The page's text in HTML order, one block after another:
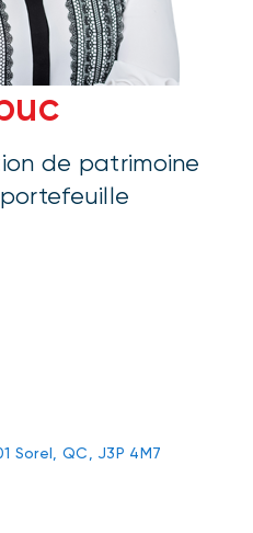
de patrimoine
Sorel, QC, J3P 4M7